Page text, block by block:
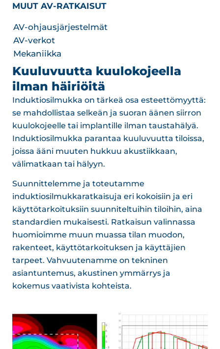
MUUT AV-RATKAISUT
AV-ohjausjärjestelmät
AV-verkot
Mekaniikka
Kuuluvuutta kuulokojeella
ilman häiriöitä
Induktiosilmukka on tärkeä osa esteettömyyttä:
se mahdollistaa selkeän ja suoran äänen siirron
kuulokojeelle tai implantille ilman taustahälyä.
Induktiosilmukka parantaa kuuluvuutta tiloissa,
joissa ääni muuten hukkuu akustiikkaan,
välimatkaan tai hälyyn.
Suunnittelemme ja toteutamme
induktiosilmukkaratkaisuja eri kokoisiin ja eri
käyttötarkoituksiin suunniteltuihin tiloihin, aina
standardien mukaisesti. Ratkaisun valinnassa
huomioimme muun muassa tilan muodon,
rakenteet, käyttötarkoituksen ja käyttäjien
tarpeet. Vahvuutenamme on tekninen
asiantuntemus, akustinen ymmärrys ja
kokemus vaativista kohteista.